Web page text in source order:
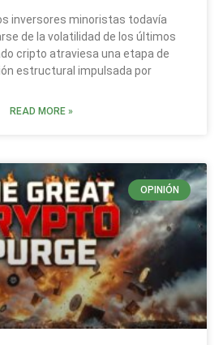
inversores minoristas todavía
de la volatilidad de los últimos
cripto atraviesa una etapa de
estructural impulsada por
READ MORE »
OPINIÓN